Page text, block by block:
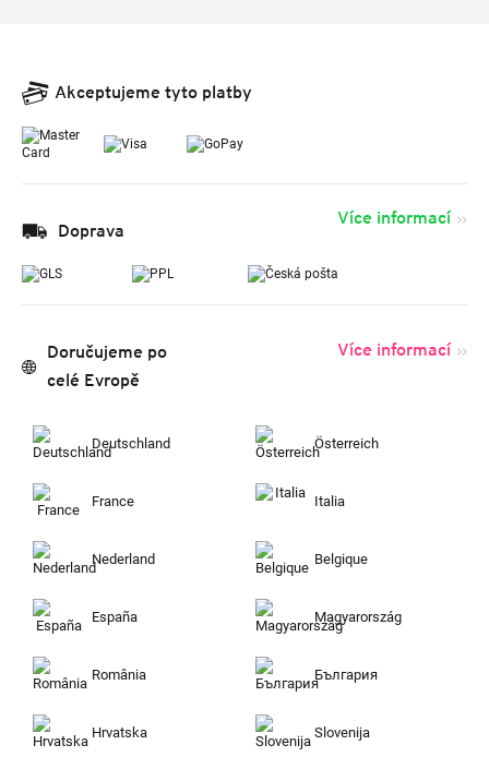
Akceptujeme tyto platby
Doprava
Více informací
Doručujeme po
celé Evropě
Více informací
Deutschland Österreich
France Italia
Nederland Belgique
España Magyarország
România България
Hrvatska Slovenija